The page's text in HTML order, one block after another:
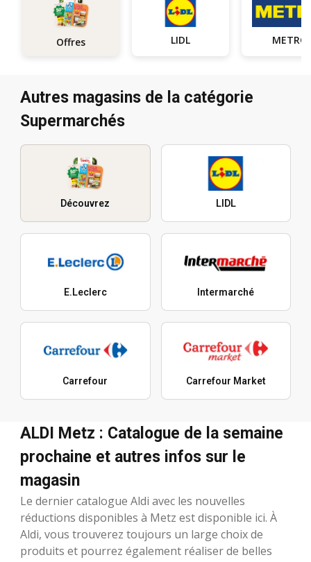
Offres LIDL METRO
Autres magasins de la catégorie
Supermarchés
Découvrez LIDL
E.Leclerc Intermarché
Carrefour Carrefour Market
ALDI Metz : Catalogue de la semaine
prochaine et autres infos sur le
magasin
Le dernier catalogue Aldi avec les nouvelles
réductions disponibles à Metz est disponible ici. À
Aldi, vous trouverez toujours un large choix de
produits et pourrez également réaliser de belles